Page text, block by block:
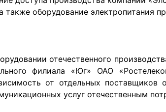
также оборудование электропитания
отечественного
филиала «Юг» ОАО
от отдельных
услуг отечественным